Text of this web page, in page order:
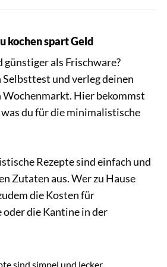
kochen spart Geld
als Frischware?
und verleg deinen
Wochenmarkt. Hier bekommst
du für die minimalistische
Rezepte sind einfach und
Zutaten aus. Wer zu Hause
die Kosten für
die Kantine in der
sind simpel und lecker